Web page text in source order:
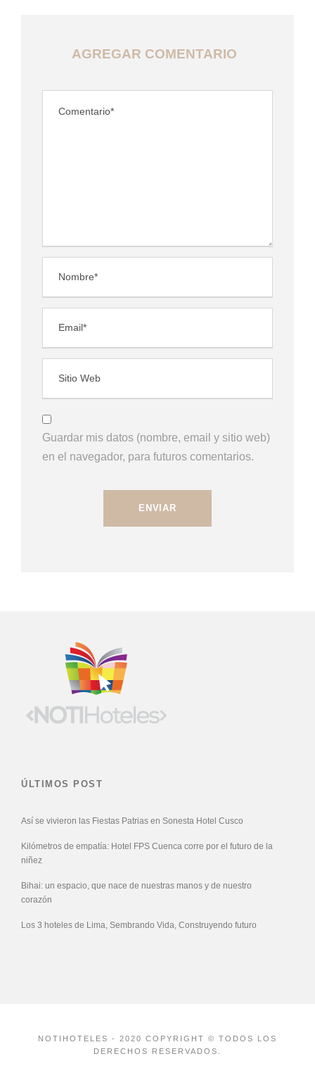
AGREGAR COMENTARIO
Guardar mis datos (nombre, email y sitio web)
en el navegador, para futuros comentarios.
ÚLTIMOS POST
Así se vivieron las Fiestas Patrias en Sonesta Hotel Cusco
Kilómetros de empatía: Hotel FPS Cuenca corre por el futuro de la
niñez
Bihai: un espacio, que nace de nuestras manos y de nuestro
corazón
Los 3 hoteles de Lima, Sembrando Vida, Construyendo futuro
NOTIHOTELES - 2020 COPYRIGHT © TODOS LOS
DERECHOS RESERVADOS.